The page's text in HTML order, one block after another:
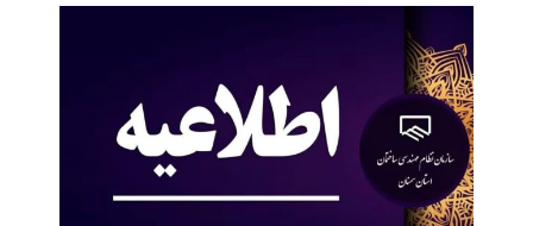
Larger
Image